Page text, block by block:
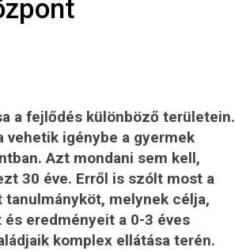
a fejlődés különböző területein.
vehetik igénybe a gyermek
Azt mondani sem kell,
30 éve. Erről is szólt most a
melynek célja,
eredményeit a 0-3 éves
komplex ellátása terén.